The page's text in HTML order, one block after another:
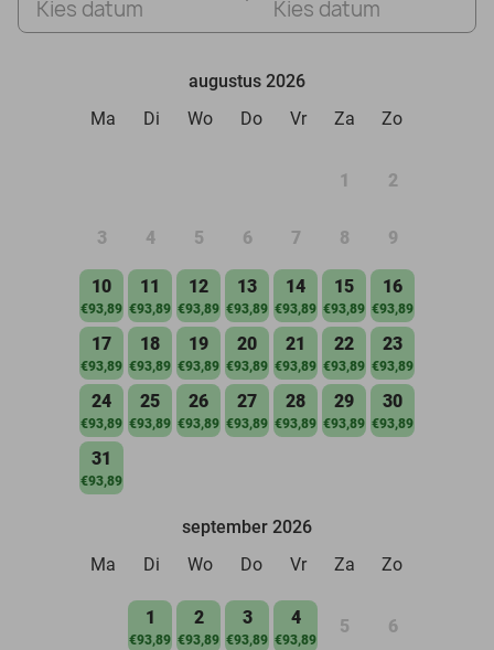
Kies datum Kies datum
augustus 2026
Ma
Di Wo Do Vr Za Zo
1 2
3 4 5 6 7 8 9
10
€93,89
11
€93,89
12
€93,89
13
€93,89
14
€93,89
15
€93,89
16
€93,89
17
€93,89
18
€93,89
19
€93,89
20
€93,89
21
€93,89
22
€93,89
23
€93,89
24
€93,89
25
€93,89
26
€93,89
27
€93,89
28
€93,89
29
€93,89
30
€93,89
31
€93,89
september 2026
Ma
Di Wo Do Vr Za Zo
1
€93,89
2
€93,89
3
€93,89
4
€93,89
5 6